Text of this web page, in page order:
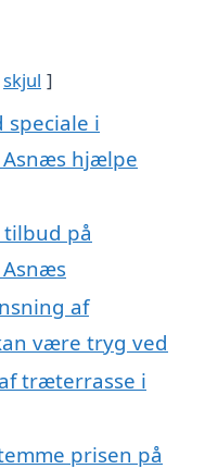
skjul
speciale i
hjælpe
på
af
være tryg ved
træterrasse i
prisen på